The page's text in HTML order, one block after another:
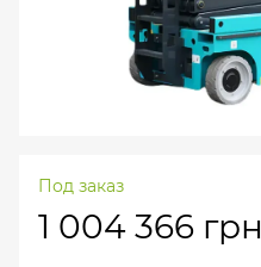
Под заказ
1 004 366 грн